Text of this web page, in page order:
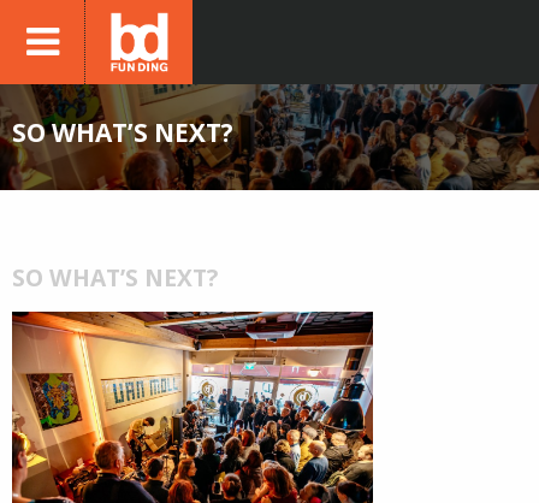
SO WHAT’S NEXT?
SO WHAT’S NEXT?